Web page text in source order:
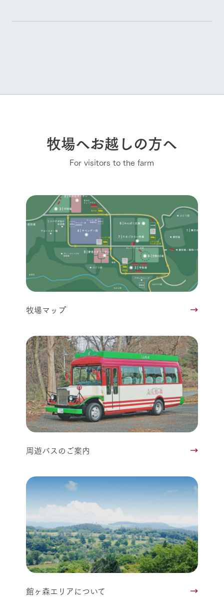
牧場へお越しの方へ
For visitors to the farm
牧場マップ
周遊バスのご案内
館ヶ森エリアについて